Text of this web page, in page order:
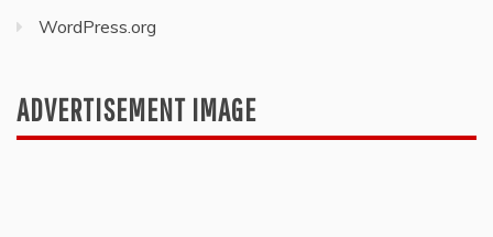
WordPress.org
ADVERTISEMENT IMAGE